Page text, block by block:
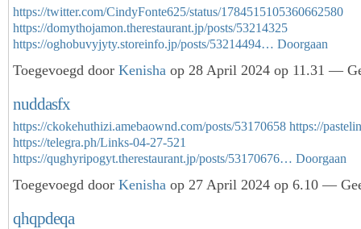
https://twitter.com/CindyFonte625/status/1784515105360662580
https://domythojamon.therestaurant.jp/posts/53214325
https://oghobuvyjyty.storeinfo.jp/posts/53214494… Doorgaan
Toegevoegd door Kenisha op 28 April 2024 op 11.31 —
nuddasfx
https://ckokehuthizi.amebaownd.com/posts/53170658 https://
https://telegra.ph/Links-04-27-521
https://qughyripogyt.therestaurant.jp/posts/53170676… Doorgaan
Toegevoegd door Kenisha op 27 April 2024 op 6.10 —
qhqpdeqa